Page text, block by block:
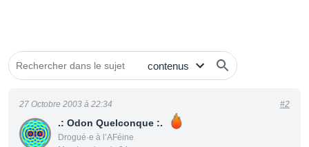
.: Odon Quelconque :.
Drogué·e à l’AFéine
27 Octobre 2003 à 22:34 #2